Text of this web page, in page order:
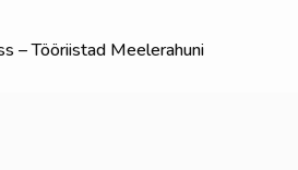
– Tööriistad Meelerahuni